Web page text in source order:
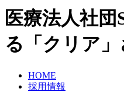
医療法人社
る「クリア」
HOME
採用情報